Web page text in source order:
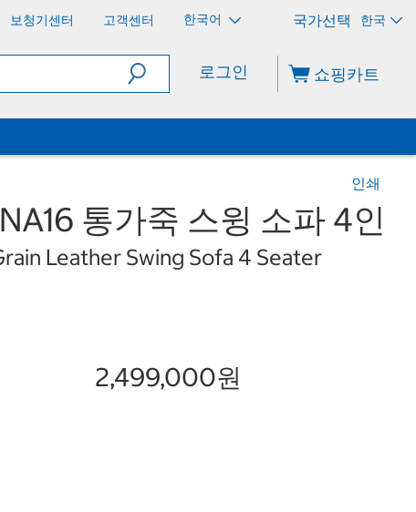
보청기센터 고객센터 한국어 한국
로그인 쇼핑카트
인쇄
통가죽 스윙 소파 4인
Leather Swing Sofa 4 Seater
2,499,000원